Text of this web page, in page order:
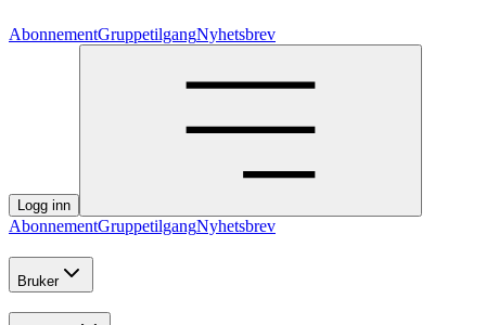
AbonnementGruppetilgangNyhetsbrev
Logg inn
AbonnementGruppetilgangNyhetsbrev
Bruker